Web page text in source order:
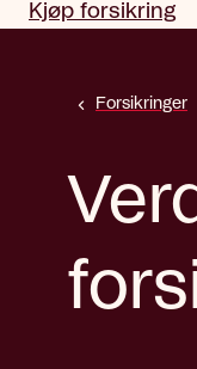
Kjøp forsikring
Forsikringer